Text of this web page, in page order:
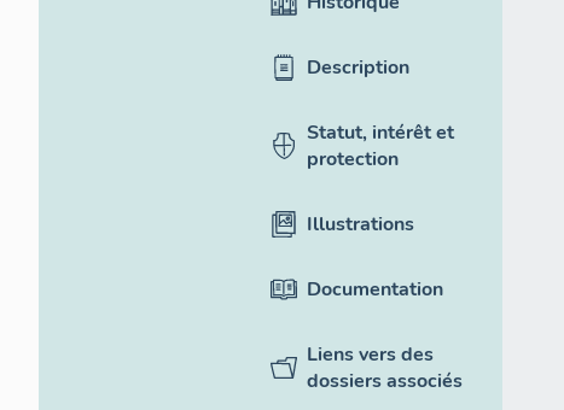
Description
Statut, intérêt et
protection
Illustrations
Documentation
Liens vers des
dossiers associés